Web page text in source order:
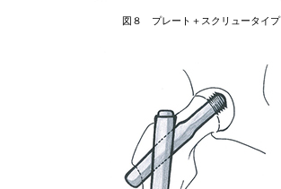
図８ プレート＋スクリュータイプ